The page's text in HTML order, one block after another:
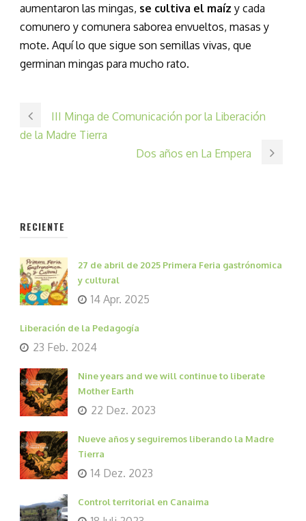
aumentaron las mingas, se cultiva el maíz y cada
comunero y comunera saborea envueltos, masas y
mote. Aquí lo que sigue son semillas vivas, que
germinan mingas para mucho rato.
III Minga de Comunicación por la Liberación
de la Madre Tierra
Dos años en La Empera
RECIENTE
27 de abril de 2025 Primera Feria gastrónomica
y cultural
14 Apr. 2025
Liberación de la Pedagogía
23 Feb. 2024
Nine years and we will continue to liberate
Mother Earth
22 Dez. 2023
Nueve años y seguiremos liberando la Madre
Tierra
14 Dez. 2023
Control territorial en Canaima